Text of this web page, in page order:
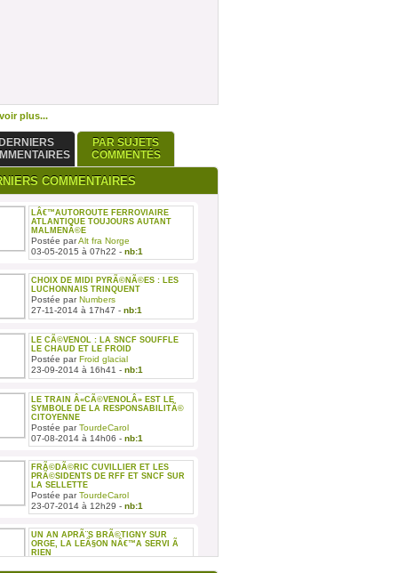
plus...
DERNIERS
PAR SUJETS
COMMENTÉS
COMMENTAIRES
LÂ€™AUTOROUTE FERROVIAIRE
ATLANTIQUE TOUJOURS AUTANT
MALMENÃ©E
Postée parAlt fra Norge
03-05-2015 à 07h22 - nb:1
CHOIX DE MIDI PYRÃ©NÃ©ES : LES
LUCHONNAIS TRINQUENT
Postée parNumbers
27-11-2014 à 17h47 - nb:1
LE CÃ©VENOL : LA SNCF SOUFFLE
LE CHAUD ET LE FROID
Postée parFroid glacial
23-09-2014 à 16h41 - nb:1
LE TRAIN Â«CÃ©VENOLÂ» EST LE
SYMBOLE DE LA RESPONSABILITÃ©
CITOYENNE
Postée parTourdeCarol
07-08-2014 à 14h06 - nb:1
FRÃ©DÃ©RIC CUVILLIER ET LES
PRÃ©SIDENTS DE RFF ET SNCF SUR
LA SELLETTE
Postée parTourdeCarol
23-07-2014 à 12h29 - nb:1
UN AN APRÃ¨S BRÃ©TIGNY SUR
ORGE, LA LEÃ§ON NÂ€™A SERVI Ã
RIEN